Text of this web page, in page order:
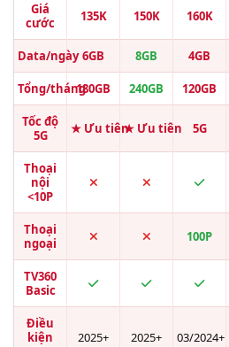
Giá
cước
135K 150K 160K
Data/ngày 6GB 8GB 4GB
Tổng/tháng180GB 240GB 120GB
Tốc độ
5G
★ Ưu tiên★ Ưu tiên 5G
Thoại
nội
<10P
Thoại
ngoại
100P
TV360
Basic
Điều
kiện
2025+ 2025+ 03/2024+